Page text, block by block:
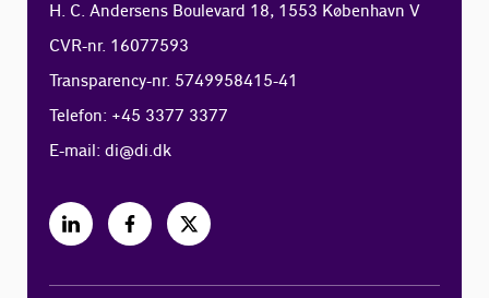
H. C. Andersens Boulevard 18, 1553 København V
CVR-nr. 16077593
Transparency-nr. 5749958415-41
Telefon: +45 3377 3377
E-mail:di@di.dk